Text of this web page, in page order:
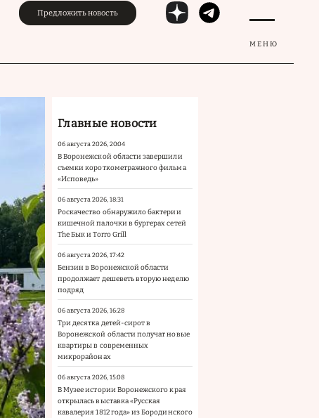
МЕНЮ
Предложить новость
Главные новости
06 августа 2026, 20:04
В Воронежской области завершили
съемки короткометражного фильма
«Исповедь»
06 августа 2026, 18:31
Роскачество обнаружило бактерии
кишечной палочки в бургерах сетей
The Бык и Torro Grill
06 августа 2026, 17:42
Бензин в Воронежской области
продолжает дешеветь вторую неделю
подряд
06 августа 2026, 16:28
Три десятка детей-сирот в
Воронежской области получат новые
квартиры в современных
микрорайонах
06 августа 2026, 15:08
В Музее истории Воронежского края
открылась выставка «Русская
кавалерия 1812 года» из Бородинского